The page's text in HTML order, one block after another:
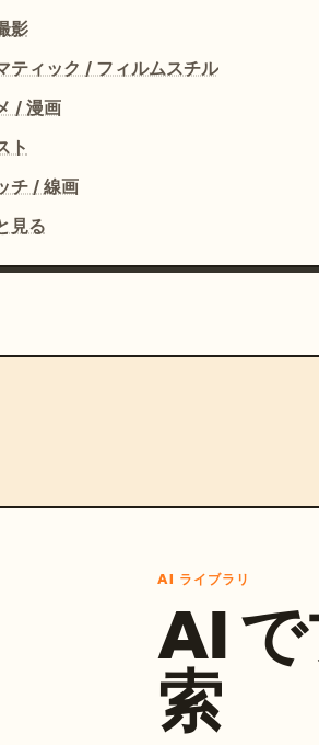
影
ティック / フィルムスチル
/ 漫画
ト
チ / 線画
見る
AI ライブラリ
AI
索